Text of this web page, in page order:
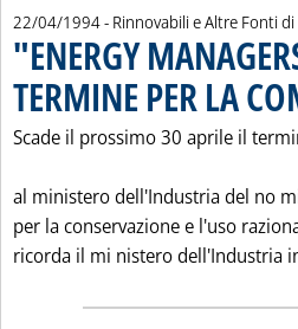
22/04/1994- Rinnovabili e Altre Fonti di
"ENERGY
TERMINE PER LA
Scade il prossimo 30 aprile il
al ministero dell'Industria del no
per la conservazione e l'uso
ricorda il mi nistero dell'Industria